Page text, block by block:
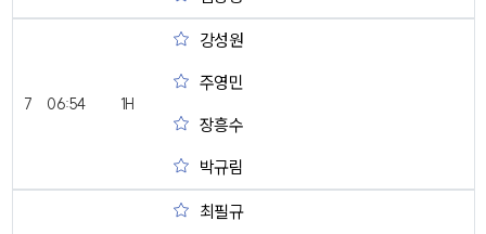
7 06:54 1H
강성원
주영민
장흥수
박규림
최필규